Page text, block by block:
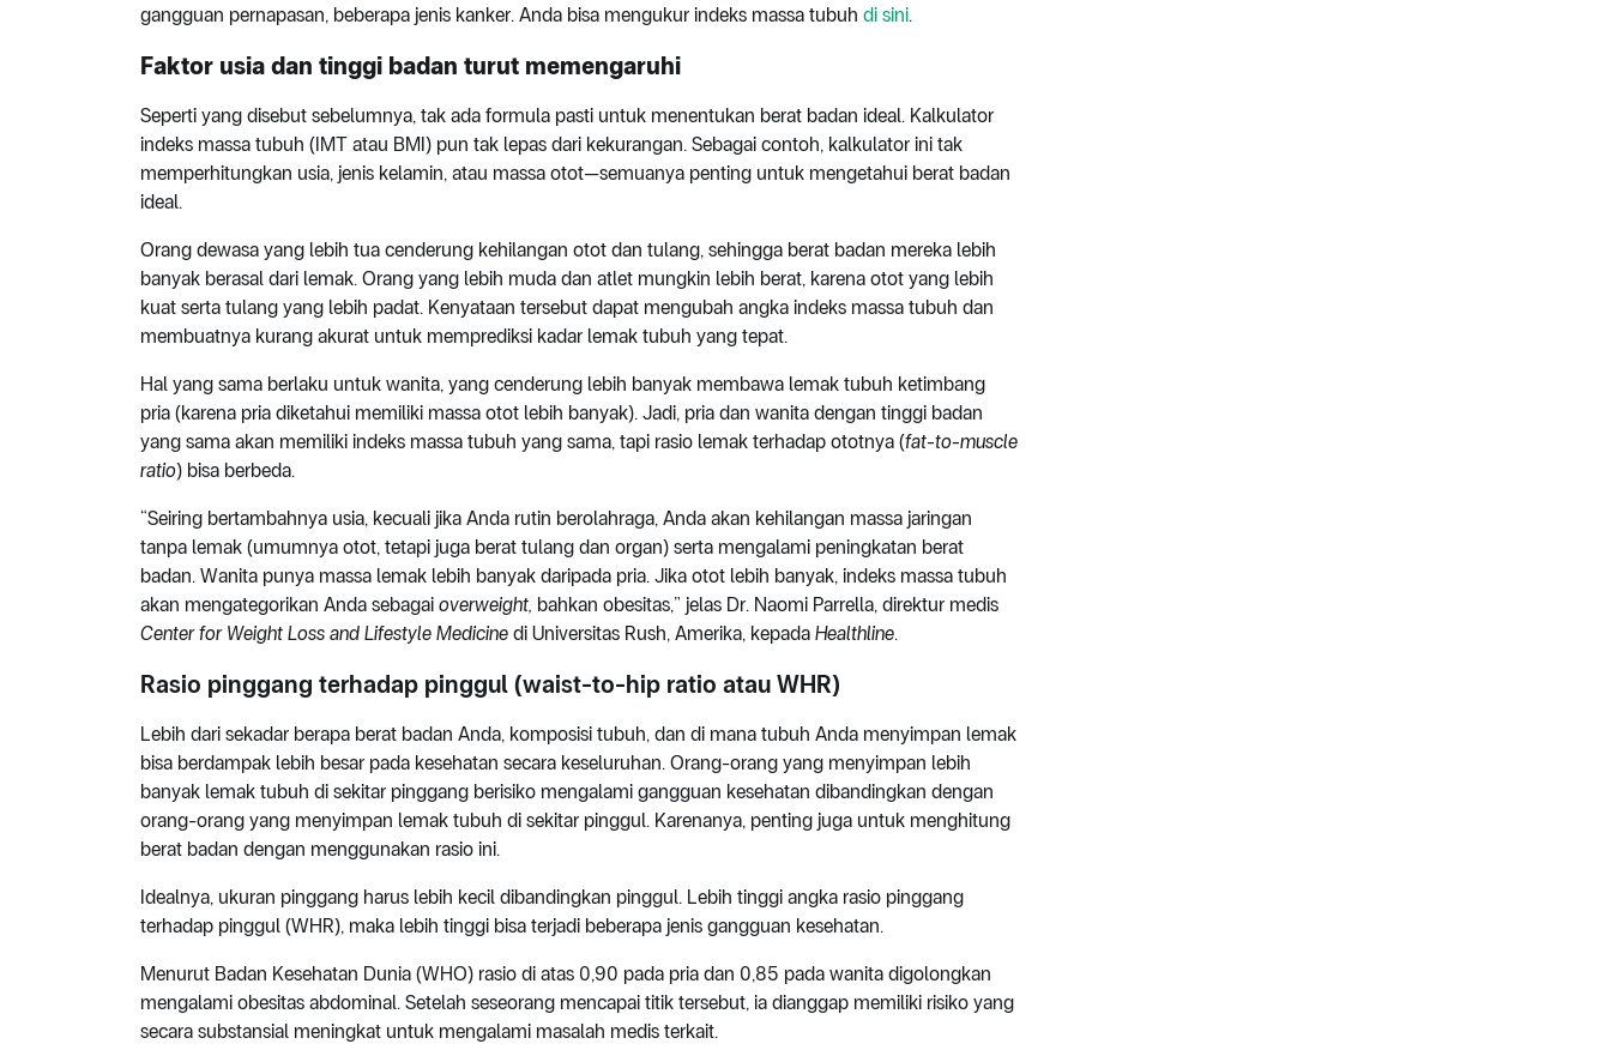
gangguan pernapasan, beberapa jenis kanker. Anda bisa mengukur indeks massa tubuh di sini.
Faktor usia dan tinggi badan turut memengaruhi
Seperti yang disebut sebelumnya, tak ada formula pasti untuk menentukan berat badan ideal. Kalkulator
indeks massa tubuh (IMT atau BMI) pun tak lepas dari kekurangan. Sebagai contoh, kalkulator ini tak
memperhitungkan usia, jenis kelamin, atau massa otot—semuanya penting untuk mengetahui berat badan
ideal.
Orang dewasa yang lebih tua cenderung kehilangan otot dan tulang, sehingga berat badan mereka lebih
banyak berasal dari lemak. Orang yang lebih muda dan atlet mungkin lebih berat, karena otot yang lebih
kuat serta tulang yang lebih padat. Kenyataan tersebut dapat mengubah angka indeks massa tubuh dan
membuatnya kurang akurat untuk memprediksi kadar lemak tubuh yang tepat.
Hal yang sama berlaku untuk wanita, yang cenderung lebih banyak membawa lemak tubuh ketimbang
pria (karena pria diketahui memiliki massa otot lebih banyak). Jadi, pria dan wanita dengan tinggi badan
yang sama akan memiliki indeks massa tubuh yang sama, tapi rasio lemak terhadap ototnya (fat-to-muscle
ratio) bisa berbeda.
“Seiring bertambahnya usia, kecuali jika Anda rutin berolahraga, Anda akan kehilangan massa jaringan
tanpa lemak (umumnya otot, tetapi juga berat tulang dan organ) serta mengalami peningkatan berat
badan. Wanita punya massa lemak lebih banyak daripada pria. Jika otot lebih banyak, indeks massa tubuh
akan mengategorikan Anda sebagai overweight, bahkan obesitas,” jelas Dr. Naomi Parrella, direktur medis
Center for Weight Loss and Lifestyle Medicine di Universitas Rush, Amerika, kepada Healthline.
Rasio pinggang terhadap pinggul (waist-to-hip ratio atau WHR)
Lebih dari sekadar berapa berat badan Anda, komposisi tubuh, dan di mana tubuh Anda menyimpan lemak
bisa berdampak lebih besar pada kesehatan secara keseluruhan. Orang-orang yang menyimpan lebih
banyak lemak tubuh di sekitar pinggang berisiko mengalami gangguan kesehatan dibandingkan dengan
orang-orang yang menyimpan lemak tubuh di sekitar pinggul. Karenanya, penting juga untuk menghitung
berat badan dengan menggunakan rasio ini.
Idealnya, ukuran pinggang harus lebih kecil dibandingkan pinggul. Lebih tinggi angka rasio pinggang
terhadap pinggul (WHR), maka lebih tinggi bisa terjadi beberapa jenis gangguan kesehatan.
Menurut Badan Kesehatan Dunia (WHO) rasio di atas 0,90 pada pria dan 0,85 pada wanita digolongkan
mengalami obesitas abdominal. Setelah seseorang mencapai titik tersebut, ia dianggap memiliki risiko yang
secara substansial meningkat untuk mengalami masalah medis terkait.